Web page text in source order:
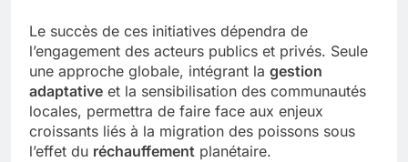
Le succès de ces initiatives dépendra de
l’engagement des acteurs publics et privés. Seule
une approche globale, intégrant la gestion
adaptative et la sensibilisation des communautés
locales, permettra de faire face aux enjeux
croissants liés à la migration des poissons sous
l’effet du réchauffement planétaire.